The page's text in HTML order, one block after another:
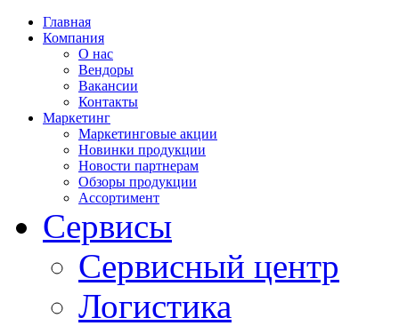
Главная
Компания
О нас
Вендоры
Вакансии
Контакты
Маркетинг
Маркетинговые акции
Новинки продукции
Новости партнерам
Обзоры продукции
Ассортимент
Сервисы
Сервисный центр
Логистика